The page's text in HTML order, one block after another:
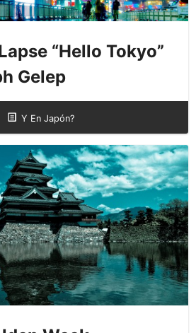
“Hello Tokyo”
Gelep
Y En Japón?